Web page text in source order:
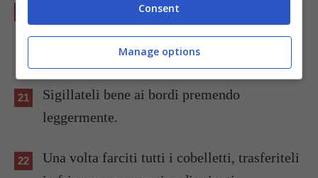
Ritagliate dalla pasta sfoglia stesa dei
Sigillateli bene ai bordi premendo
leggermente.
Una volta farciti tutti i cobelletti, trasferiteli
Consent
Manage options